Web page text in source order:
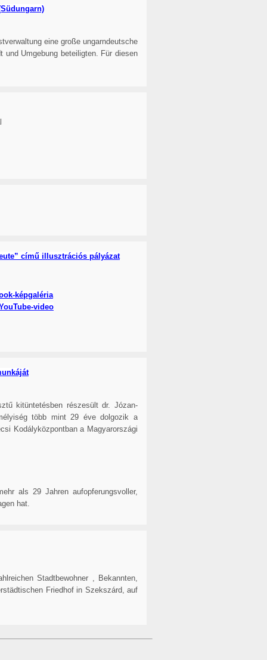
eine große ungarndeutsche
und Umgebung beteiligten. Für diesen
című illusztrációs pályázat
képgaléria
video
kitüntetésben részesült dr. Józan-
több mint 29 éve dolgozik a
Kodályközpontban a Magyarországi
als 29 Jahren aufopferungsvoller,
hat.
Stadtbewohner , Bekannten,
Friedhof in Szekszárd, auf